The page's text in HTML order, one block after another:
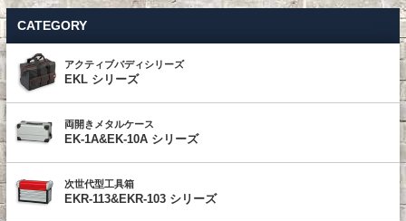
CATEGORY
アクティブバディシリーズ
EKL シリーズ
両開きメタルケース
EK-1A&EK-10A シリーズ
次世代型工具箱
EKR-113&EKR-103 シリーズ